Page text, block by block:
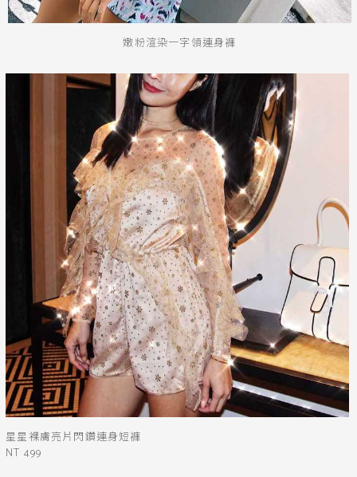
嫩粉渲染一字領連身褲
星星裸膚亮片閃鑽連身短褲
NT 499